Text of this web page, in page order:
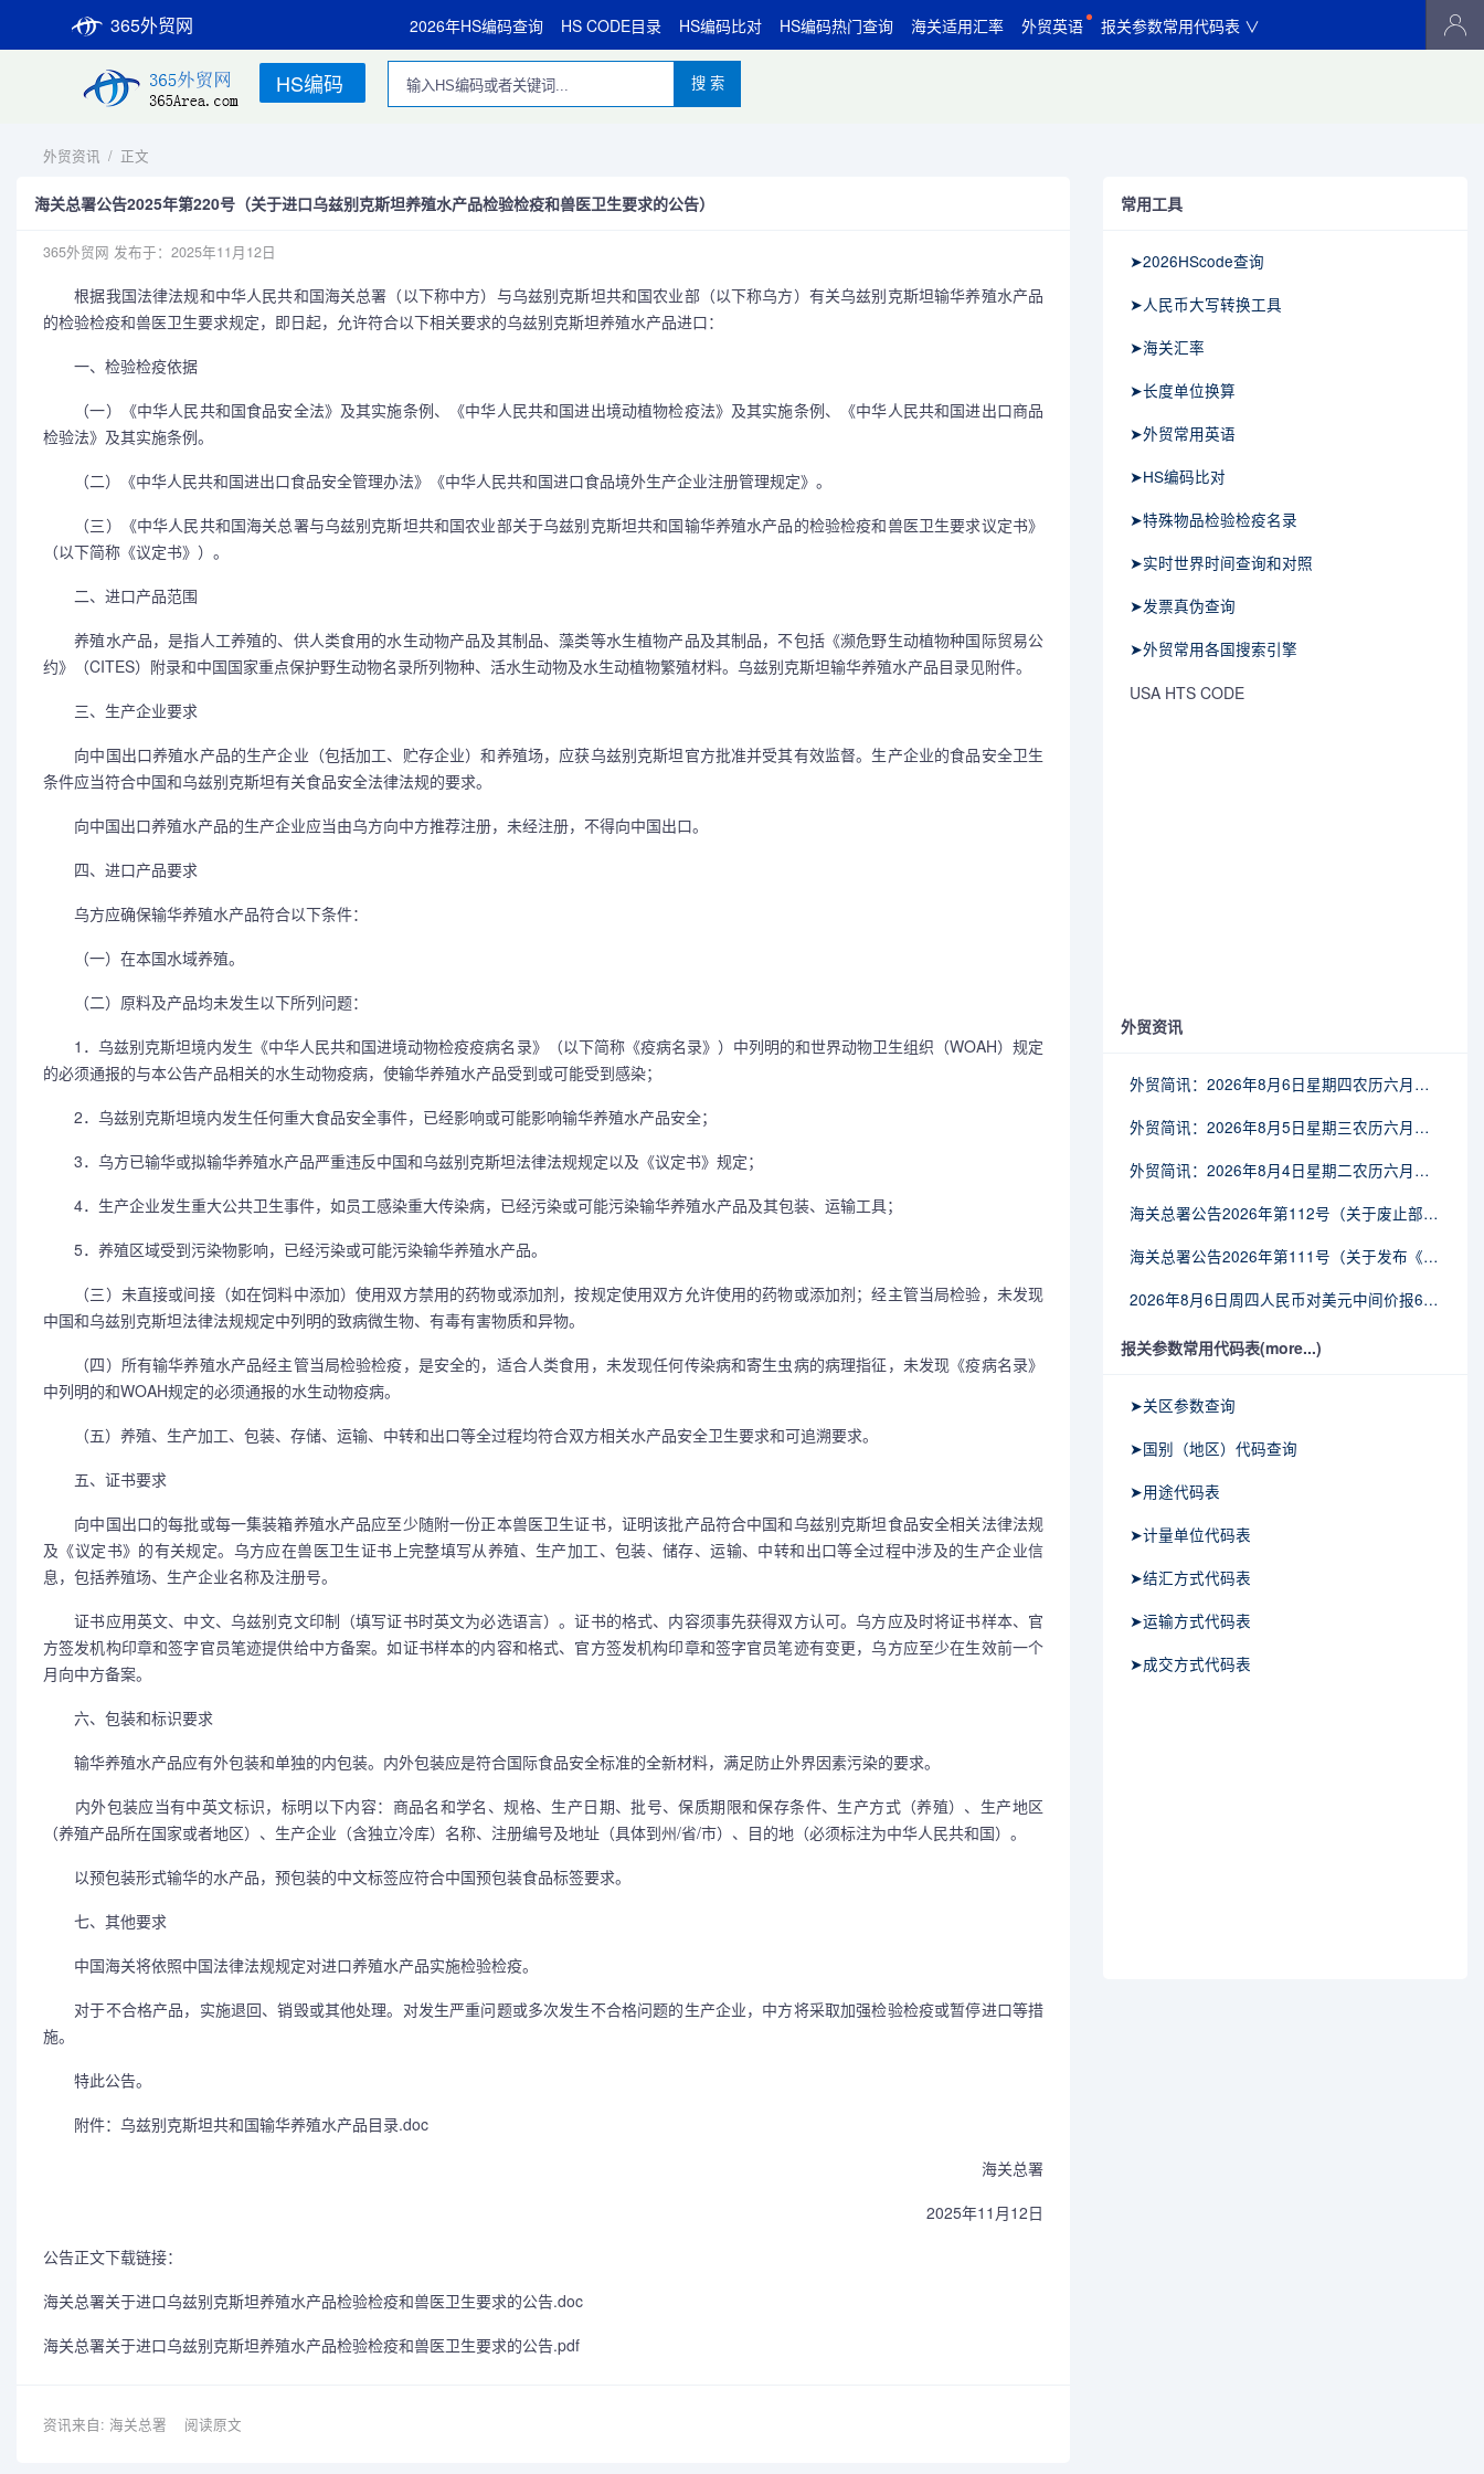
365外贸网 2026年HS编码查询 HS CODE目录 HS编码比对 HS编码热门查询 海关适用汇率 外贸英语 报关参数常用代码表 ∨
HS编码 搜 索
外贸资讯 / 正文
海关总署公告2025年第220号（关于进口乌兹别克斯坦养殖水产品检验检疫和兽医卫生要求的公告）
365外贸网 发布于：2025年11月12日
根据我国法律法规和中华人民共和国海关总署（以下称中方）与乌兹别克斯坦共和国农业部（以下称乌方）有关乌兹别克斯坦输华养殖水产品
的检验检疫和兽医卫生要求规定，即日起，允许符合以下相关要求的乌兹别克斯坦养殖水产品进口：
一、检验检疫依据
（一）《中华人民共和国食品安全法》及其实施条例、《中华人民共和国进出境动植物检疫法》及其实施条例、《中华人民共和国进出口商品
检验法》及其实施条例。
（二）《中华人民共和国进出口食品安全管理办法》《中华人民共和国进口食品境外生产企业注册管理规定》。
（三）《中华人民共和国海关总署与乌兹别克斯坦共和国农业部关于乌兹别克斯坦共和国输华养殖水产品的检验检疫和兽医卫生要求议定书》
（以下简称《议定书》）。
二、进口产品范围
养殖水产品，是指人工养殖的、供人类食用的水生动物产品及其制品、藻类等水生植物产品及其制品，不包括《濒危野生动植物种国际贸易公
约》（CITES）附录和中国国家重点保护野生动物名录所列物种、活水生动物及水生动植物繁殖材料。乌兹别克斯坦输华养殖水产品目录见附件。
三、生产企业要求
向中国出口养殖水产品的生产企业（包括加工、贮存企业）和养殖场，应获乌兹别克斯坦官方批准并受其有效监督。生产企业的食品安全卫生
条件应当符合中国和乌兹别克斯坦有关食品安全法律法规的要求。
向中国出口养殖水产品的生产企业应当由乌方向中方推荐注册，未经注册，不得向中国出口。
四、进口产品要求
乌方应确保输华养殖水产品符合以下条件：
（一）在本国水域养殖。
（二）原料及产品均未发生以下所列问题：
1．乌兹别克斯坦境内发生《中华人民共和国进境动物检疫疫病名录》（以下简称《疫病名录》）中列明的和世界动物卫生组织（WOAH）规定
的必须通报的与本公告产品相关的水生动物疫病，使输华养殖水产品受到或可能受到感染；
2．乌兹别克斯坦境内发生任何重大食品安全事件，已经影响或可能影响输华养殖水产品安全；
3．乌方已输华或拟输华养殖水产品严重违反中国和乌兹别克斯坦法律法规规定以及《议定书》规定；
4．生产企业发生重大公共卫生事件，如员工感染重大传染病，已经污染或可能污染输华养殖水产品及其包装、运输工具；
5．养殖区域受到污染物影响，已经污染或可能污染输华养殖水产品。
（三）未直接或间接（如在饲料中添加）使用双方禁用的药物或添加剂，按规定使用双方允许使用的药物或添加剂；经主管当局检验，未发现
中国和乌兹别克斯坦法律法规规定中列明的致病微生物、有毒有害物质和异物。
（四）所有输华养殖水产品经主管当局检验检疫，是安全的，适合人类食用，未发现任何传染病和寄生虫病的病理指征，未发现《疫病名录》
中列明的和WOAH规定的必须通报的水生动物疫病。
（五）养殖、生产加工、包装、存储、运输、中转和出口等全过程均符合双方相关水产品安全卫生要求和可追溯要求。
五、证书要求
向中国出口的每批或每一集装箱养殖水产品应至少随附一份正本兽医卫生证书，证明该批产品符合中国和乌兹别克斯坦食品安全相关法律法规
及《议定书》的有关规定。乌方应在兽医卫生证书上完整填写从养殖、生产加工、包装、储存、运输、中转和出口等全过程中涉及的生产企业信
息，包括养殖场、生产企业名称及注册号。
证书应用英文、中文、乌兹别克文印制（填写证书时英文为必选语言）。证书的格式、内容须事先获得双方认可。乌方应及时将证书样本、官
方签发机构印章和签字官员笔迹提供给中方备案。如证书样本的内容和格式、官方签发机构印章和签字官员笔迹有变更，乌方应至少在生效前一个
月向中方备案。
六、包装和标识要求
输华养殖水产品应有外包装和单独的内包装。内外包装应是符合国际食品安全标准的全新材料，满足防止外界因素污染的要求。
内外包装应当有中英文标识，标明以下内容：商品名和学名、规格、生产日期、批号、保质期限和保存条件、生产方式（养殖）、生产地区
（养殖产品所在国家或者地区）、生产企业（含独立冷库）名称、注册编号及地址（具体到州/省/市）、目的地（必须标注为中华人民共和国）。
以预包装形式输华的水产品，预包装的中文标签应符合中国预包装食品标签要求。
七、其他要求
中国海关将依照中国法律法规规定对进口养殖水产品实施检验检疫。
对于不合格产品，实施退回、销毁或其他处理。对发生严重问题或多次发生不合格问题的生产企业，中方将采取加强检验检疫或暂停进口等措
施。
特此公告。
附件： 乌兹别克斯坦共和国输华养殖水产品目录.doc
海关总署
2025年11月12日
公告正文下载链接：
海关总署关于进口乌兹别克斯坦养殖水产品检验检疫和兽医卫生要求的公告.doc
海关总署关于进口乌兹别克斯坦养殖水产品检验检疫和兽医卫生要求的公告.pdf
资讯来自: 海关总署 阅读原文
常用工具
➤2026HScode查询
➤人民币大写转换工具
➤海关汇率
➤长度单位换算
➤外贸常用英语
➤HS编码比对
➤特殊物品检验检疫名录
➤实时世界时间查询和对照
➤发票真伪查询
➤外贸常用各国搜索引擎
USA HTS CODE
外贸资讯
外贸简讯：2026年8月6日星期四农历六月廿四
外贸简讯：2026年8月5日星期三农历六月廿三
外贸简讯：2026年8月4日星期二农历六月廿二
海关总署公告2026年第112号（关于废止部分卫生检疫类规范性文件的公告）
海关总署公告2026年第111号（关于发布《进出境动植物检疫处理监督管理工作规定》《进出境卫生处理监督管理工作规定》的公告）
2026年8月6日周四人民币对美元中间价报6.7895调贬6个基点
报关参数常用代码表(more...)
➤关区参数查询
➤国别（地区）代码查询
➤用途代码表
➤计量单位代码表
➤结汇方式代码表
➤运输方式代码表
➤成交方式代码表